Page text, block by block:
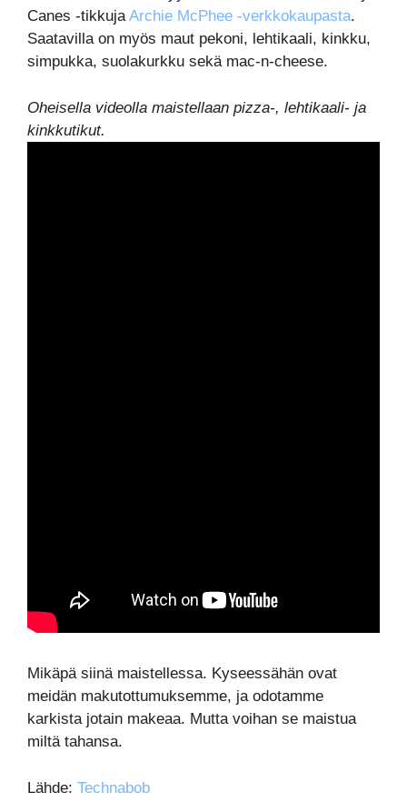
Canes -tikkujaArchie McPhee -verkkokaupasta.
Saatavilla on myös maut pekoni, lehtikaali, kinkku,
simpukka, suolakurkku sekä mac-n-cheese.
Oheisella videolla maistellaan pizza-, lehtikaali- ja
kinkkutikut.
Mikäpä siinä maistellessa. Kyseessähän ovat
meidän makutottumuksemme, ja odotamme
karkista jotain makeaa. Mutta voihan se maistua
miltä tahansa.
Lähde: Technabob